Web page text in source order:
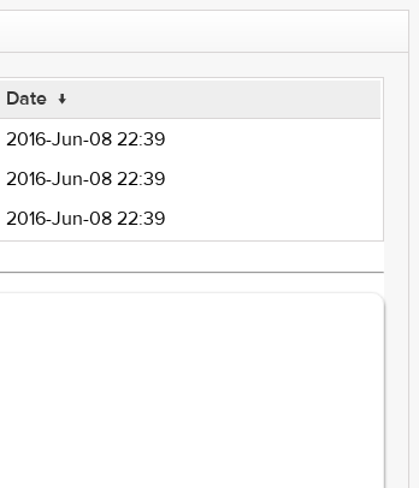
Date ↓
2016-Jun-08 22:39
2016-Jun-08 22:39
2016-Jun-08 22:39